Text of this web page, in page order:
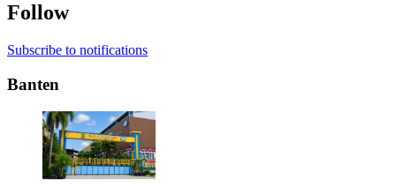
Follow
Subscribe to notifications
Banten